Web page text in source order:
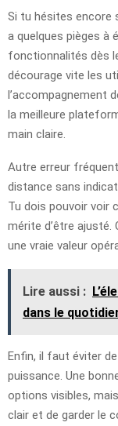
Si tu hésites encore
a quelques pièges à
fonctionnalités dès
décourage vite les
l’accompagnement
la meilleure
main claire.
Autre erreur
distance sans
Tu dois pouvoir voir
mérite d’être ajusté.
une vraie valeur
Lire aussi :
dans le
Enfin, il faut éviter
puissance. Une
options visibles,
clair et de garder le